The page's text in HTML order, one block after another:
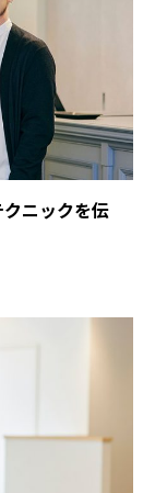
ニックを伝